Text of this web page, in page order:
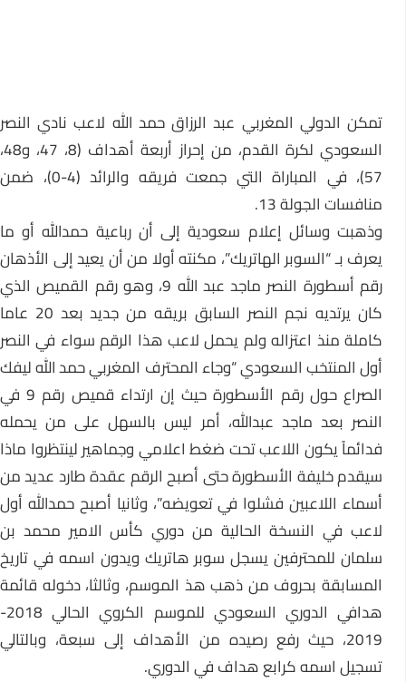
تمكن الدولي المغربي عبد الرزاق حمد الله لاعب نادي النصر
السعودي لكرة القدم، من إحراز أربعة أهداف (8، 47، و48،
57)، في المباراة التي جمعت فريقه والرائد (4-0)، ضمن
منافسات الجولة 13.
وذهبت وسائل إعلام سعودية إلى أن رباعية حمدالله أو ما
يعرف بـ “السوبر الهاتريك”، مكنته أولا من أن يعيد إلى الأذهان
رقم أسطورة النصر ماجد عبد الله 9، وهو رقم القميص الذي
كان يرتديه نجم النصر السابق بريقه من جديد بعد 20 عاما
كاملة منذ اعتزاله ولم يحمل لاعب هذا الرقم سواء في النصر
أول المنتخب السعودي “وجاء المحترف المغربي حمد الله ليفك
الصراع حول رقم الأسطورة حيث إن ارتداء قميص رقم 9 في
النصر بعد ماجد عبدالله، أمر ليس بالسهل على من يحمله
فدائماً يكون اللاعب تحت ضغط اعلامي وجماهير لينتظروا ماذا
سيقدم خليفة الأسطورة حتى أصبح الرقم عقدة طارد عديد من
أسماء اللاعبين فشلوا في تعويضه”، وثانيا أصبح حمدالله أول
لاعب في النسخة الحالية من دوري كأس الامير محمد بن
سلمان للمحترفين يسجل سوبر هاتريك ويدون اسمه في تاريخ
المسابقة بحروف من ذهب هذ الموسم، وثالثا، دخوله قائمة
هدافي الدوري السعودي للموسم الكروي الحالي 2018-
2019، حيث رفع رصيده من الأهداف إلى سبعة، وبالتالي
تسجيل اسمه كرابع هداف في الدوري.